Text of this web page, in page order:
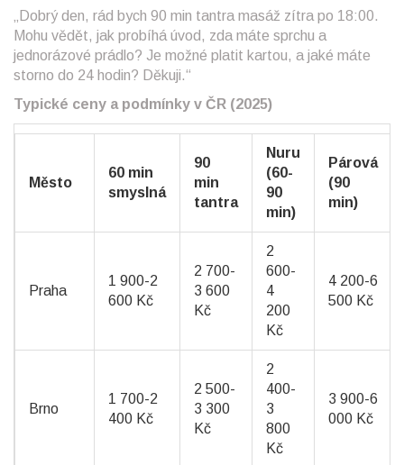
„Dobrý den, rád bych 90 min tantra masáž zítra po 18:00.
Mohu vědět, jak probíhá úvod, zda máte sprchu a
jednorázové prádlo? Je možné platit kartou, a jaké máte
storno do 24 hodin? Děkuji.“
Typické ceny a podmínky v ČR (2025)
Město
60 min
smyslná
90
min
tantra
Nuru
(60-
90
min)
Párová
(90
min)
Praha
1 900-2
600 Kč
2 700-
3 600
Kč
2
600-
4
200
Kč
4 200-6
500 Kč
Brno
1 700-2
400 Kč
2 500-
3 300
Kč
2
400-
3
800
Kč
3 900-6
000 Kč